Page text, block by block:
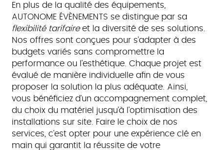
En plus de la qualité des équipements,
AUTONOME ÉVÈNEMENTS se distingue par sa
flexibilité tarifaireet la diversité de ses solutions.
Nos offres sont conçues pour s'adapter à des
budgets variés sans compromettre la
performance ou l'esthétique. Chaque projet est
évalué de manière individuelle afin de vous
proposer la solution la plus adéquate. Ainsi,
vous bénéficiez d'un accompagnement complet,
du choix du matériel jusqu'à l'optimisation des
installations sur site. Faire le choix de nos
services, c'est opter pour une expérience clé en
main qui garantit la réussite de votre